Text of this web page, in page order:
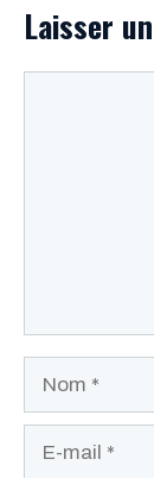
Laisser